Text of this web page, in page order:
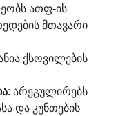
ათფ-ის
მთავარი
ქსოვილების
: არეგულირებს
და კუნთების